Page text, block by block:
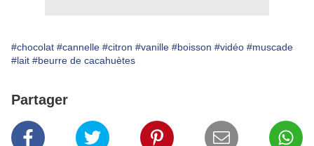
#chocolat #cannelle #citron #vanille #boisson #vidéo #muscade
#lait #beurre de cacahuètes
Partager